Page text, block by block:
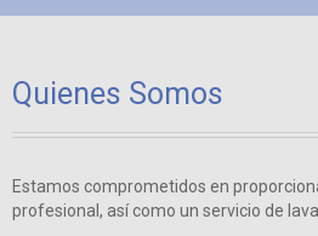
Quienes Somos
Estamos comprometidos en
profesional, así como un servicio de